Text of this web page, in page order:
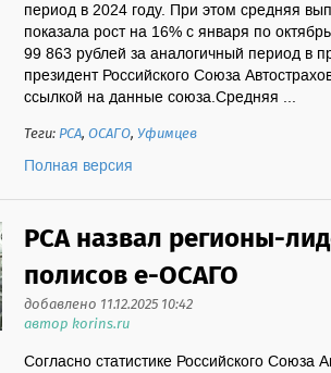
период в 2024 году. При этом средняя
показала рост на 16% с января по
99 863 рублей за аналогичный период в
президент Российского Союза
ссылкой на данные союза.Средняя ...
Теги:РСА,ОСАГО, Уфимцев
Полная версия
РСА назвал регионы-
полисов е-ОСАГО
добавлено 11.12.2025 10:42
автор korins.ru
Согласно статистике Российского Союза